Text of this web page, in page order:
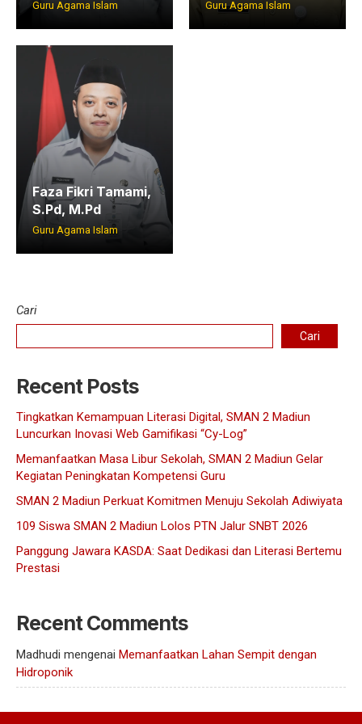
Tari
Teather
Guru Agama Islam Guru Agama Islam
Faza Fikri Tamami,
S.Pd, M.Pd
Guru Agama Islam
Cari
Cari
Recent Posts
Tingkatkan Kemampuan Literasi Digital, SMAN 2 Madiun
Luncurkan Inovasi Web Gamifikasi “Cy-Log”
Memanfaatkan Masa Libur Sekolah, SMAN 2 Madiun Gelar
Kegiatan Peningkatan Kompetensi Guru
SMAN 2 Madiun Perkuat Komitmen Menuju Sekolah Adiwiyata
109 Siswa SMAN 2 Madiun Lolos PTN Jalur SNBT 2026
Panggung Jawara KASDA: Saat Dedikasi dan Literasi Bertemu
Prestasi
Recent Comments
Madhudi mengenai Memanfaatkan Lahan Sempit dengan
Hidroponik